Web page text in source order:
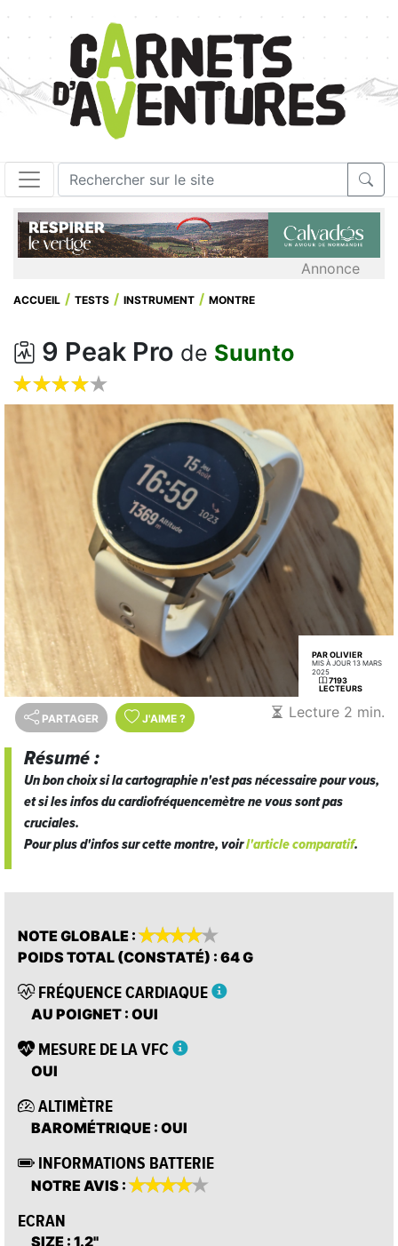
Annonce
ACCUEIL TESTS INSTRUMENT MONTRE
9 Peak Pro de Suunto


PAR OLIVIER
MIS À JOUR 13 MARS
2025
7193
LECTEURS
PARTAGER J'AIME ? Lecture 2 min.
Résumé :
Un bon choix si la cartographie n'est pas nécessaire pour vous,
et si les infos du cardiofréquencemètre ne vous sont pas
cruciales.
Pour plus d'infos sur cette montre, voirl'article comparatif.
NOTE GLOBALE :

POIDS TOTAL (CONSTATÉ) : 64 G
FRÉQUENCE CARDIAQUE
AU POIGNET : OUI
MESURE DE LA VFC
OUI
ALTIMÈTRE
BAROMÉTRIQUE : OUI
INFORMATIONS BATTERIE
NOTRE AVIS :

ECRAN
SIZE : 1.2''